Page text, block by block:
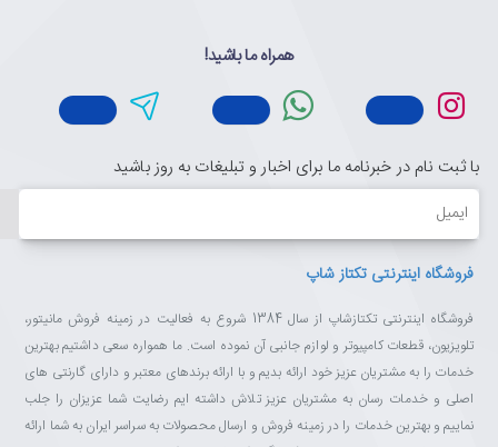
همراه ما باشید!
با ثبت نام در خبرنامه ما برای اخبار و تبلیغات به روز باشید
ایمیل
فروشگاه اینترنتی تکتاز شاپ
فروشگاه اینترنتی تکتازشاپ از سال 1384 شروع به فعالیت در زمینه فروش مانیتور،
تلویزیون، قطعات کامپیوتر و لوازم جانبی آن نموده است. ما همواره سعی داشتیم بهترین
خدمات را به مشتریان عزیز خود ارائه بدیم و با ارائه برندهای معتبر و دارای گارنتی های
اصلی و خدمات رسان به مشتریان عزیز تلاش داشته ایم رضایت شما عزیزان را جلب
نماییم و بهترین خدمات را در زمینه فروش و ارسال محصولات به سراسر ایران به شما ارائه